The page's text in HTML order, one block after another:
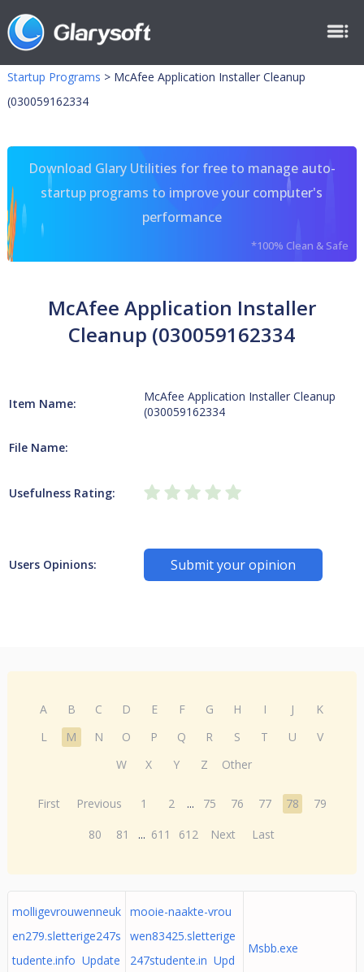
Startup Programs > McAfee Application Installer Cleanup
(030059162334
Download Glary Utilities for free to manage auto-
startup programs to improve your computer's
performance
*100% Clean & Safe
McAfee Application Installer
Cleanup (030059162334
Item Name:
McAfee Application Installer Cleanup
(030059162334
File Name:
Usefulness Rating:
Users Opinions: Submit your opinion
A B C D E F G H I J
K
L
M N O P Q R S T U
V
W
X Y Z Other
First Previous 1 2 ... 75 76 77 78
79
80
81 ... 611 612 Next Last
molligevrouwenneuk
en279.sletterige247s
tudente.info Update
mooie-naakte-vrou
wen83425.sletterige
247studente.in Upd
Msbb.exe